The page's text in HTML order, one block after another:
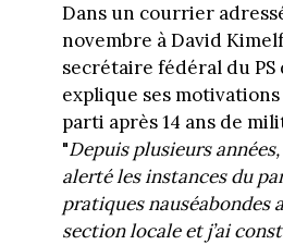
Dans un courrier
novembre à David
secrétaire fédéral du PS
explique ses
parti après 14 ans de
"Depuis plusieurs
alerté les instances du
pratiques nauséabondes
section locale et j’ai